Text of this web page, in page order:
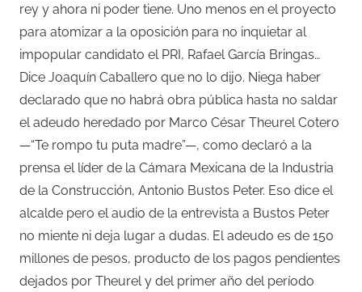
rey y ahora ni poder tiene. Uno menos en el proyecto
para atomizar a la oposición para no inquietar al
impopular candidato el PRI, Rafael García Bringas…
Dice Joaquín Caballero que no lo dijo. Niega haber
declarado que no habrá obra pública hasta no saldar
el adeudo heredado por Marco César Theurel Cotero
—“Te rompo tu puta madre”—, como declaró a la
prensa el líder de la Cámara Mexicana de la Industria
de la Construcción, Antonio Bustos Peter. Eso dice el
alcalde pero el audio de la entrevista a Bustos Peter
no miente ni deja lugar a dudas. El adeudo es de 150
millones de pesos, producto de los pagos pendientes
dejados por Theurel y del primer año del período